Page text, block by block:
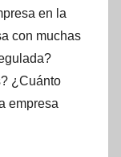
en la
con muchas
¿Cuánto
empresa